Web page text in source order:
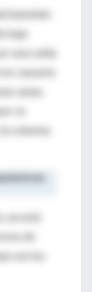
(también
bajo
una caída
causaría
sanas.
se
columna
en este
de
son los